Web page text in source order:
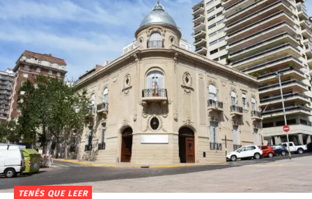
TENÉS QUE LEER